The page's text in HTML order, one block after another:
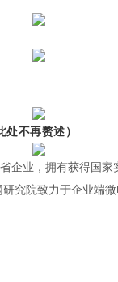
不再赘述）
业，拥有获得国
究院致力于企业端